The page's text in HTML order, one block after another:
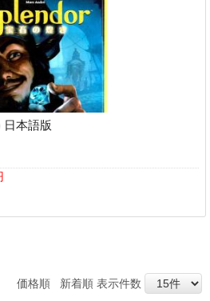
日本語版
価格順 新着順 表示件数